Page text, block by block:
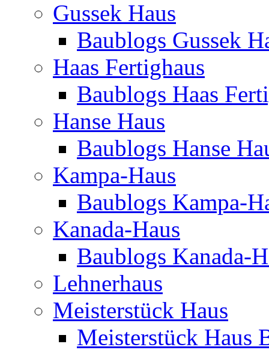
Gussek Haus
Baublogs Gussek
Haas Fertighaus
Baublogs Haas
Hanse Haus
Baublogs Hanse
Kampa-Haus
Baublogs Kampa-
Kanada-Haus
Baublogs Kanada-
Lehnerhaus
Meisterstück Haus
Meisterstück Haus